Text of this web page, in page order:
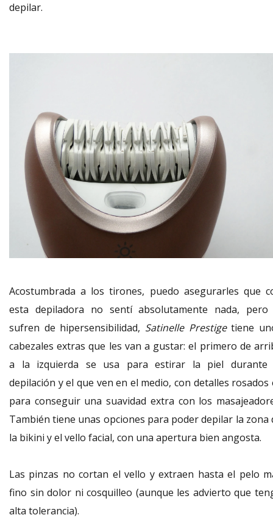
depilar.
Acostumbrada a los tirones, puedo asegurarles que
esta depiladora no sentí absolutamente nada, pero
sufren de hipersensibilidad, Satinelle Prestigetiene
cabezales extras que les van a gustar: el primero de
a la izquierda se usa para estirar la piel durante
depilación y el que ven en el medio, con detalles rosados
para conseguir una suavidad extra con los
También tiene unas opciones para poder depilar la zona
la bikini y el vello facial, con una apertura bien angosta.
Las pinzas no cortan el vello y extraen hasta el pelo
fino sin dolor ni cosquilleo (aunque les advierto que
alta tolerancia).